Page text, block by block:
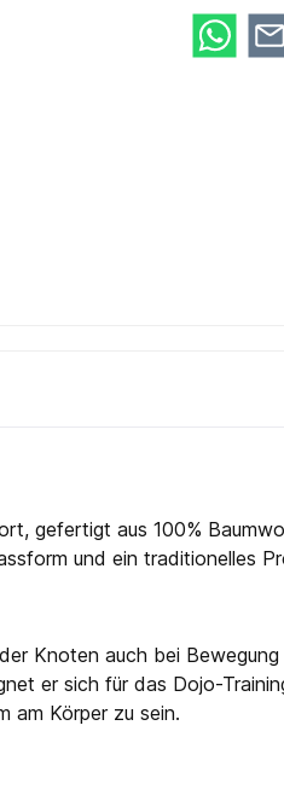
gefertigt aus 100%
und ein traditionelles
Knoten auch bei
er sich für das Dojo-
am Körper zu sein.